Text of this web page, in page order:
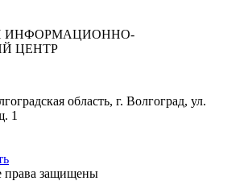
ИНФОРМАЦИОННО-
ЦЕНТР
область, г. Волгоград, ул.
1
защищены